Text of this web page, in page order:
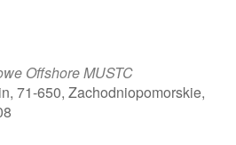
Offshore MUSTC
71-650, Zachodniopomorskie,